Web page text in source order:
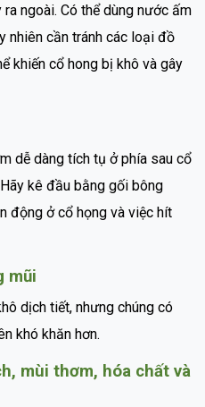
ngoài. Có thể dùng nước ấm
nhiên cần tránh các loại đồ
khiến cổ hong bị khô và gây
dễ dàng tích tụ ở phía sau cổ
kê đầu bằng gối bông
động ở cổ họng và việc hít
mũi
dịch tiết, nhưng chúng có
khó khăn hơn.
mùi thơm, hóa chất và